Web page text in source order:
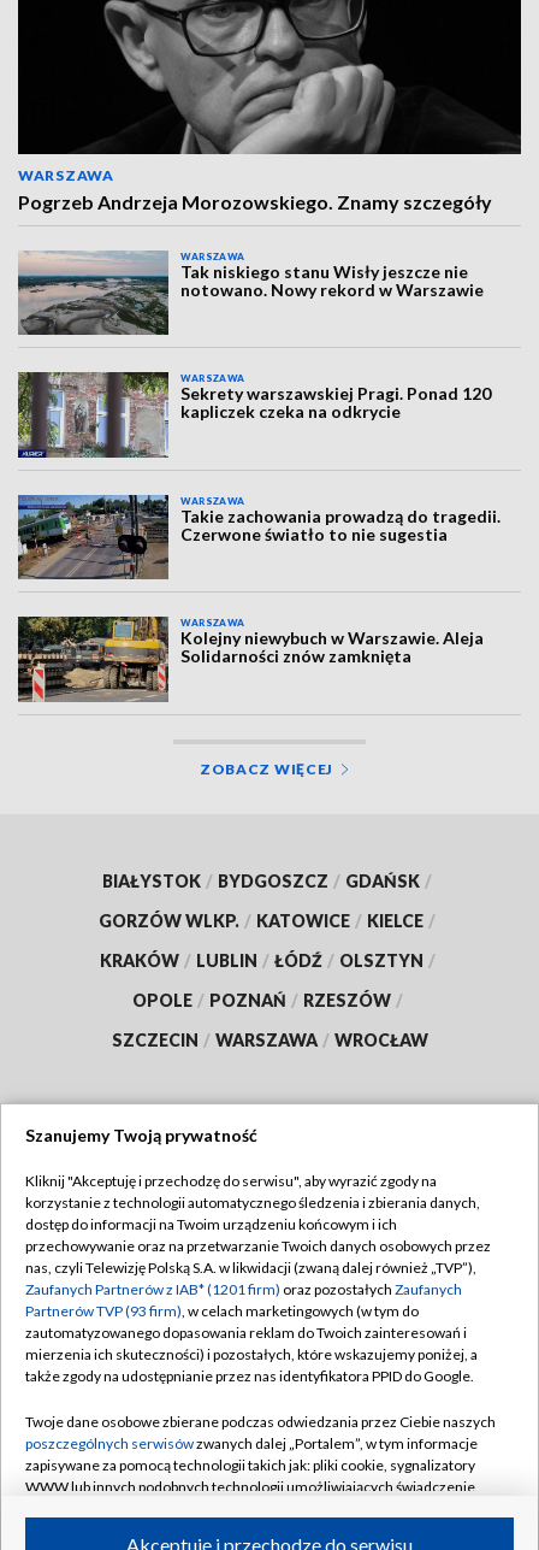
WARSZAWA
Pogrzeb Andrzeja Morozowskiego. Znamy szczegóły
WARSZAWA
Tak niskiego stanu Wisły jeszcze nie
notowano. Nowy rekord w Warszawie
WARSZAWA
Sekrety warszawskiej Pragi. Ponad 120
kapliczek czeka na odkrycie
WARSZAWA
Takie zachowania prowadzą do tragedii.
Czerwone światło to nie sugestia
WARSZAWA
Kolejny niewybuch w Warszawie. Aleja
Solidarności znów zamknięta
ZOBACZ WIĘCEJ
BIAŁYSTOK / BYDGOSZCZ / GDAŃSK /
GORZÓW WLKP. / KATOWICE / KIELCE /
KRAKÓW / LUBLIN / ŁÓDŹ / OLSZTYN /
OPOLE / POZNAŃ / RZESZÓW /
SZCZECIN / WARSZAWA / WROCŁAW
TVP
Abonament TVP
Emisja w TVP
Centrum informacji TVP
Naziemna Telewizja Cyfrowa
Rada Programowa
System NOS
Informacje o nadawcy
Regulamin TVP
Polityka prywatności
Moje zgody
Pomoc
Kontakt
Kanały
Szanujemy Twoją prywatność
Kliknij "Akceptuję i przechodzę do serwisu", aby wyrazić zgody na
korzystanie z technologii automatycznego śledzenia i zbierania danych,
dostęp do informacji na Twoim urządzeniu końcowym i ich
przechowywanie oraz na przetwarzanie Twoich danych osobowych przez
nas, czyli Telewizję Polską S.A. w likwidacji (zwaną dalej również „TVP”),
Zaufanych Partnerów z IAB* (1201 firm) oraz pozostałych Zaufanych
Partnerów TVP (93 firm), w celach marketingowych (w tym do
zautomatyzowanego dopasowania reklam do Twoich zainteresowań i
mierzenia ich skuteczności) i pozostałych, które wskazujemy poniżej, a
także zgody na udostępnianie przez nas identyfikatora PPID do Google.
Twoje dane osobowe zbierane podczas odwiedzania przez Ciebie naszych
poszczególnych serwisówzwanych dalej „Portalem”, w tym informacje
zapisywane za pomocą technologii takich jak: pliki cookie, sygnalizatory
WWW lub innych podobnych technologii umożliwiających świadczenie
Akceptuję i przechodzę do serwisu